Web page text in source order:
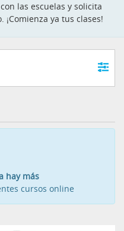
las escuelas y solicita
ya tus clases!
hay más
cursos online